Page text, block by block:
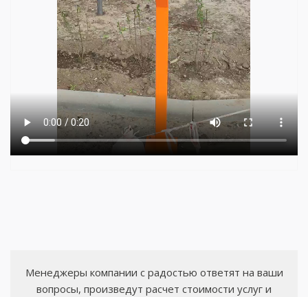
Менеджеры компании с радостью ответят на ваши
вопросы, произведут расчет стоимости услуг и